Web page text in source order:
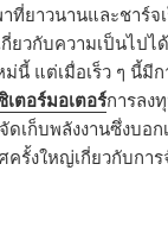
ที่ยาวนานและชาร์จ
ยวกับความเป็นไปไ
ม่นี้ แต่เมื่อเร็ว ๆ นี้มี
เตอร์มอเตอร์การลง
ดเก็บพลังงานซึ่งบอ
ครั้งใหญ่เกี่ยวกับกา